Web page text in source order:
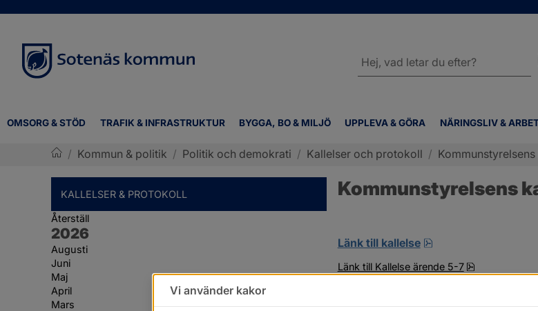
OMSORG & STÖD TRAFIK & INFRASTRUKTUR BYGGA, BO & MILJÖ UPPLEVA & GÖRA NÄRINGSLIV &
webbplatsen
/ Kommun & politik / Politik och demokrati / Kallelser och protokoll /
KALLELSER & PROTOKOLL
Återställ
År:
2026
Augusti
Juni
Maj
April
Mars
Kommunstyrelsens
Länk till kallelse pdf, 11.9 MB,
Länk till Kallelse ärende 5-7
pdf, 8.5 MB.
Länk till kallelse ärende 39-46
pdf, 5.1
Vi använder kakor